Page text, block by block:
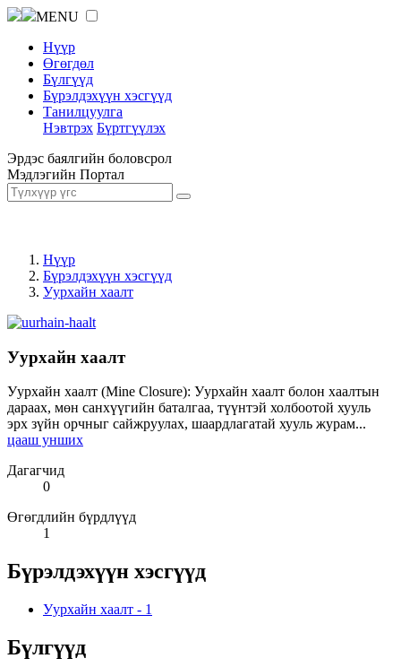
MENU
Нүүр
Өгөгдөл
Бүлгүүд
Бүрэлдэхүүн хэсгүүд
Танилцуулга
Нэвтрэх Бүртгүүлэх
Эрдэс баялгийн боловсрол
Мэдлэгийн Портал
Нүүр
Бүрэлдэхүүн хэсгүүд
Уурхайн хаалт
Уурхайн хаалт
Уурхайн хаалт (Mine Closure): Уурхайн хаалт болон хаалтын
дараах, мөн санхүүгийн баталгаа, түүнтэй холбоотой хууль
эрх зүйн орчныг сайжруулах, шаардлагатай хууль журам...
цааш унших
Дагагчид
0
Өгөгдлийн бүрдлүүд
1
Бүрэлдэхүүн хэсгүүд
Уурхайн хаалт - 1
Бүлгүүд